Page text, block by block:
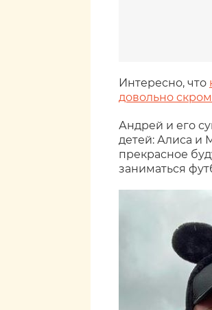
Интересно, что
довольно
Андрей и его
детей: Алиса и
прекрасное
заниматься